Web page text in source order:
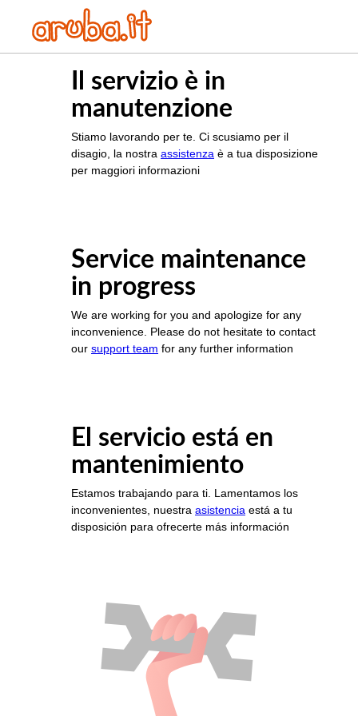
Il servizio è in
manutenzione
Stiamo lavorando per te. Ci scusiamo per il
disagio, la nostra assistenza è a tua disposizione
per maggiori informazioni
Service maintenance
in progress
We are working for you and apologize for any
inconvenience. Please do not hesitate to contact
our support team for any further information
El servicio está en
mantenimiento
Estamos trabajando para ti. Lamentamos los
inconvenientes, nuestra asistencia está a tu
disposición para ofrecerte más información